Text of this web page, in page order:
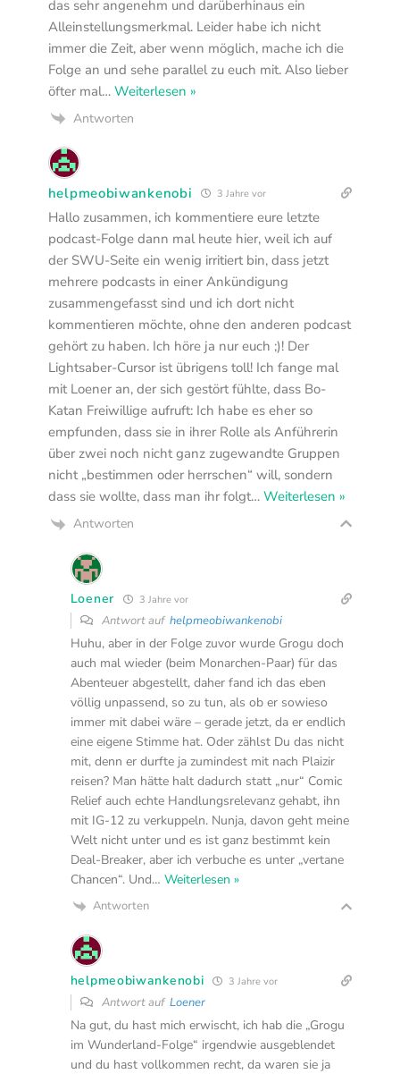
das sehr angenehm und darüberhinaus ein
Alleinstellungsmerkmal. Leider habe ich nicht
immer die Zeit, aber wenn möglich, mache ich die
Folge an und sehe parallel zu euch mit. Also lieber
öfter mal… Weiterlesen »
Antworten
helpmeobiwankenobi 3 Jahre vor
Hallo zusammen, ich kommentiere eure letzte
podcast-Folge dann mal heute hier, weil ich auf
der SWU-Seite ein wenig irritiert bin, dass jetzt
mehrere podcasts in einer Ankündigung
zusammengefasst sind und ich dort nicht
kommentieren möchte, ohne den anderen podcast
gehört zu haben. Ich höre ja nur euch ;)! Der
Lightsaber-Cursor ist übrigens toll! Ich fange mal
mit Loener an, der sich gestört fühlte, dass Bo-
Katan Freiwillige aufruft: Ich habe es eher so
empfunden, dass sie in ihrer Rolle als Anführerin
über zwei noch nicht ganz zugewandte Gruppen
nicht „bestimmen oder herrschen“ will, sondern
dass sie wollte, dass man ihr folgt… Weiterlesen »
Antworten
Loener 3 Jahre vor
Antwort auf helpmeobiwankenobi
Huhu, aber in der Folge zuvor wurde Grogu doch
auch mal wieder (beim Monarchen-Paar) für das
Abenteuer abgestellt, daher fand ich das eben
völlig unpassend, so zu tun, als ob er sowieso
immer mit dabei wäre – gerade jetzt, da er endlich
eine eigene Stimme hat. Oder zählst Du das nicht
mit, denn er durfte ja zumindest mit nach Plaizir
reisen? Man hätte halt dadurch statt „nur“ Comic
Relief auch echte Handlungsrelevanz gehabt, ihn
mit IG-12 zu verkuppeln. Nunja, davon geht meine
Welt nicht unter und es ist ganz bestimmt kein
Deal-Breaker, aber ich verbuche es unter „vertane
Chancen“. Und… Weiterlesen »
Antworten
helpmeobiwankenobi 3 Jahre vor
Antwort auf Loener
Na gut, du hast mich erwischt, ich hab die „Grogu
im Wunderland-Folge“ irgendwie ausgeblendet
und du hast vollkommen recht, da waren sie ja